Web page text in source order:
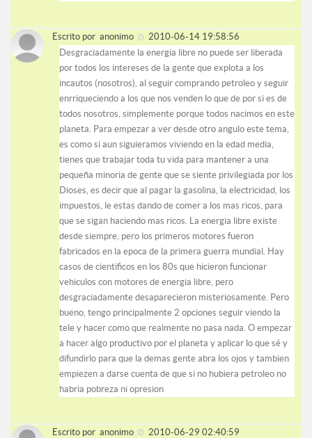
Escrito por anonimo
2010-06-14 19:58:56
Desgraciadamente la energia libre no puede ser liberada
por todos los intereses de la gente que explota a los
incautos (nosotros), al seguir comprando petroleo y seguir
enrriqueciendo a los que nos venden lo que de por si es de
todos nosotros, simplemente porque todos nacimos en este
planeta. Para empezar a ver desde otro angulo este tema,
es como si aun siguieramos viviendo en la edad media,
tienes que trabajar toda tu vida para mantener a una
pequeña minoria de gente que se siente privilegiada por los
Dioses, es decir que al pagar la gasolina, la electricidad, los
impuestos, le estas dando de comer a los mas ricos, para
que se sigan haciendo mas ricos. La energia libre existe
desde siempre, pero los primeros motores fueron
fabricados en la epoca de la primera guerra mundial. Hay
casos de cientificos en los 80s que hicieron funcionar
vehiculos con motores de energia libre, pero
desgraciadamente desaparecieron misteriosamente. Pero
bueno, tengo principalmente 2 opciones seguir viendo la
tele y hacer como que realmente no pasa nada. O empezar
a hacer algo productivo por el planeta y aplicar lo que sé y
difundirlo para que la demas gente abra los ojos y tambien
empiezen a darse cuenta de que si no hubiera petroleo no
habria pobreza ni opresion
Escrito por anonimo
2010-06-29 02:40:59